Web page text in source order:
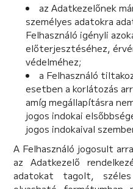
az Adatkezelőnek
személyes adatokra
Felhasználó igényli
előterjesztéséhez,
védelméhez;
a Felhasználó
esetben a korlátozás
amíg megállapításra
jogos indokai
jogos indokaival
A Felhasználó jogosult
az Adatkezelő
adatokat tagolt,